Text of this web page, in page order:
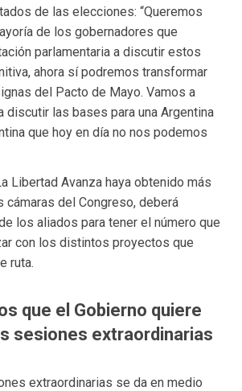
de las elecciones: “Queremos
de los gobernadores que
parlamentaria a discutir estos
ahora sí podremos transformar
del Pacto de Mayo. Vamos a
discutir las bases para una Argentina
que hoy en día no nos podemos
Libertad Avanza haya obtenido más
cámaras del Congreso, deberá
los aliados para tener el número que
con los distintos proyectos que
ruta.
que el Gobierno quiere
sesiones extraordinarias
extraordinarias se da en medio